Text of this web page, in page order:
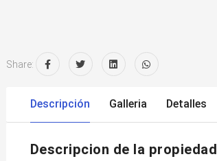
Share:
Descripción Galleria Detalles
Descripcion de la propiedad